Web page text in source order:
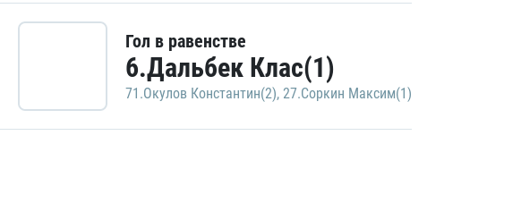
Гол в равенстве
6.Дальбек Клас(1)
71.Окулов Константин(2), 27.Соркин Максим(1)